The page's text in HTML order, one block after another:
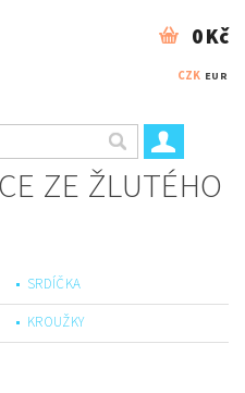
CZK EUR
0 Kč
ZE ŽLUTÉHO
SRDÍČKA
KROUŽKY